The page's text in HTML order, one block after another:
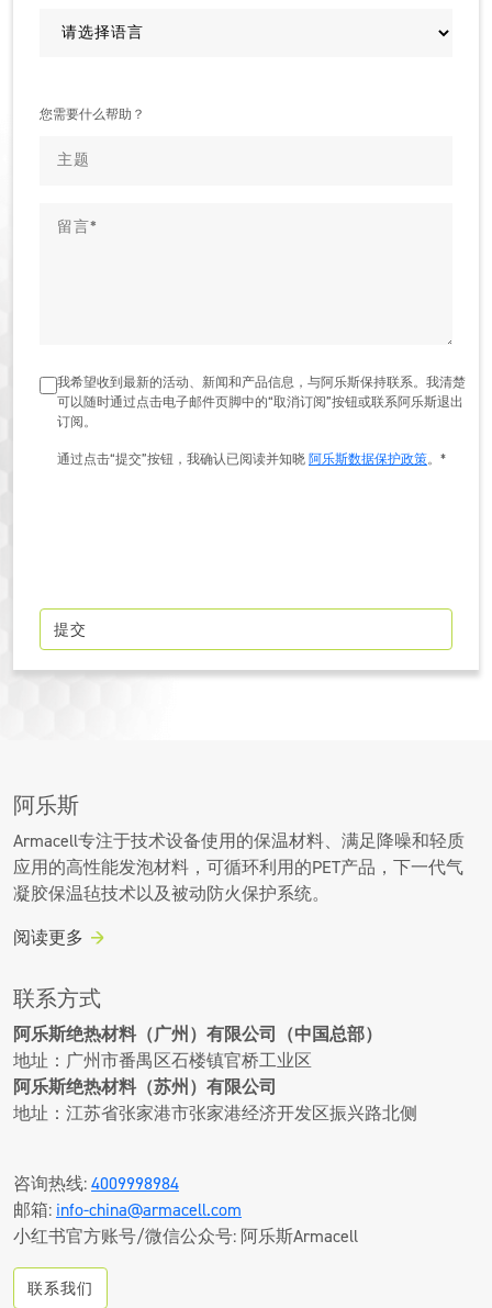
您需要什么帮助？
CHECKBOX *
我希望收到最新的活动、新闻和产品信息，与阿乐斯保持联系。我清楚
可以随时通过点击电子邮件页脚中的“取消订阅”按钮或联系阿乐斯退出
订阅。
通过点击“提交”按钮，我确认已阅读并知晓 阿乐斯数据保护政策。*
阿乐斯
Armacell专注于技术设备使用的保温材料、满足降噪和轻质
应用的高性能发泡材料，可循环利用的PET产品，下一代气
凝胶保温毡技术以及被动防火保护系统。
阅读更多
联系方式
阿乐斯绝热材料（广州）有限公司（中国总部）
地址：广州市番禺区石楼镇官桥工业区
阿乐斯绝热材料（苏州）有限公司
地址：江苏省张家港市张家港经济开发区振兴路北侧
咨询热线: 4009998984
邮箱: info-china@armacell.com
小红书官方账号/微信公众号: 阿乐斯Armacell
联系我们